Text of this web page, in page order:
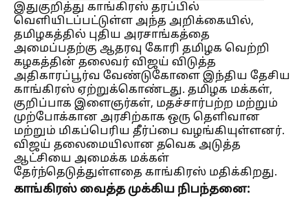
இதுகுறித்து காங்கிரஸ் தரப்பில்
வெளியிடப்பட்டுள்ள அந்த அறிக்கையில்,
தமிழகத்தில் புதிய அரசாங்கத்தை
அமைப்பதற்கு ஆதரவு கோரி தமிழக வெற்றி
கழகத்தின் தலைவர் விஜய் விடுத்த
அதிகாரப்பூர்வ வேண்டுகோளை இந்திய தேசிய
காங்கிரஸ் ஏற்றுக்கொண்டது. தமிழக மக்கள்,
குறிப்பாக இளைஞர்கள், மதச்சார்பற்ற மற்றும்
முற்போக்கான அரசிற்காக ஒரு தெளிவான
மற்றும் மிகப்பெரிய தீர்ப்பை வழங்கியுள்ளனர்.
விஜய் தலைமையிலான தவெக அடுத்த
ஆட்சியை அமைக்க மக்கள்
தேர்ந்தெடுத்துள்ளதை காங்கிரஸ் மதிக்கிறது.
காங்கிரஸ் வைத்த முக்கிய நிபந்தனை: